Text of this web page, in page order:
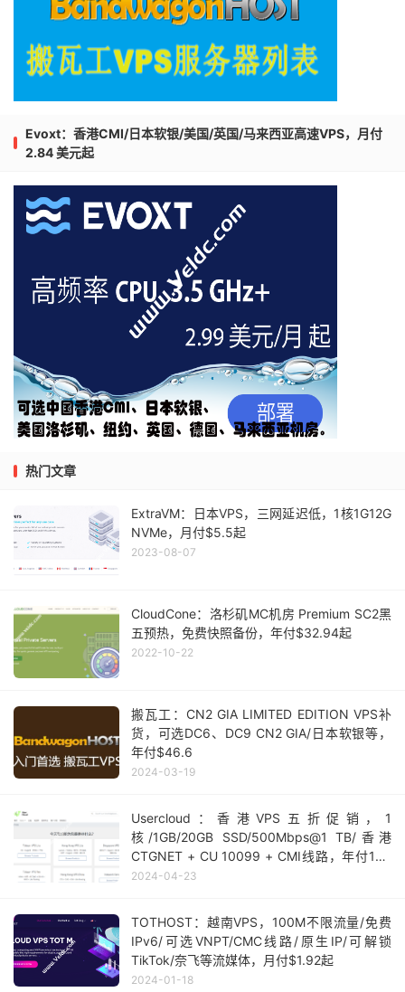
Evoxt：香港CMI/日本软银/美国/英国/马来西亚高速VPS，月付
2.84 美元起
热门文章
ExtraVM：日本VPS，三网延迟低，1核1G12G
NVMe，月付$5.5起
2023-08-07
CloudCone：洛杉矶MC机房 Premium SC2黑
五预热，免费快照备份，年付$32.94起
2022-10-22
搬瓦工：CN2 GIA LIMITED EDITION VPS补
货，可选DC6、DC9 CN2 GIA/日本软银等，
年付$46.6
2024-03-19
Usercloud：香港VPS五折促销，1
核/1GB/20GB SSD/500Mbps@1 TB/香港
CTGNET + CU 10099 + CMI线路，年付144
刀
2024-04-23
TOTHOST：越南VPS，100M不限流量/免费
IPv6/可选VNPT/CMC线路/原生IP/可解锁
TikTok/奈飞等流媒体，月付$1.92起
2024-01-18